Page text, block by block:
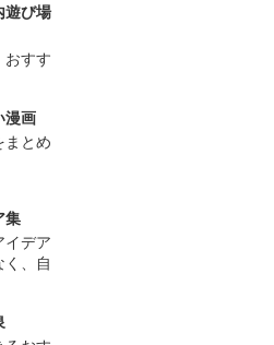
遊び場
おすす
漫画
まとめ
集
イデア
、自